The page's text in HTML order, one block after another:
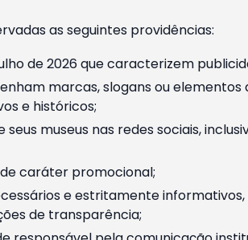
as seguintes providências:
de 2026 que caracterizem
marcas, slogans ou
e históricos;
museus nas redes sociais,
caráter promocional;
e estritamente
de transparência;